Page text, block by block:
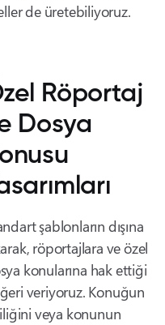
de üretebiliyoruz.
Röportaj
Dosya
şablonların dışına
röportajlara ve özel
konularına hak ettiği
veriyoruz. Konuğun
veya konunun